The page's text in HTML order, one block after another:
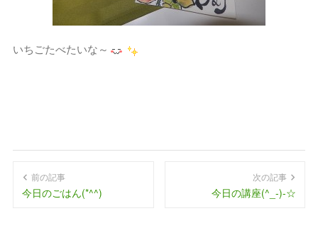
いちごたべたいな～
前の記事
今日のごはん(*^^)
次の記事
今日の講座(^_-)-☆